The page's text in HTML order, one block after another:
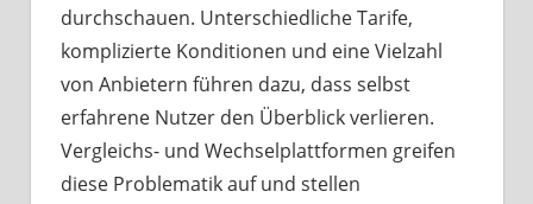
durchschauen. Unterschiedliche Tarife,
komplizierte Konditionen und eine Vielzahl
von Anbietern führen dazu, dass selbst
erfahrene Nutzer den Überblick verlieren.
Vergleichs- und Wechselplattformen greifen
diese Problematik auf und stellen